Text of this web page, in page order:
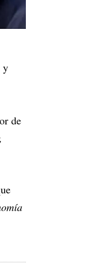
y
de